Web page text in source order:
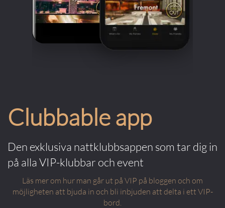
Clubbable app
Den exklusiva nattklubbsappen som tar dig in
på alla VIP-klubbar och event
Läs mer om hur man går ut på VIP på bloggen och om
möjligheten att bjuda in och bli inbjuden att delta i ett VIP-
bord.